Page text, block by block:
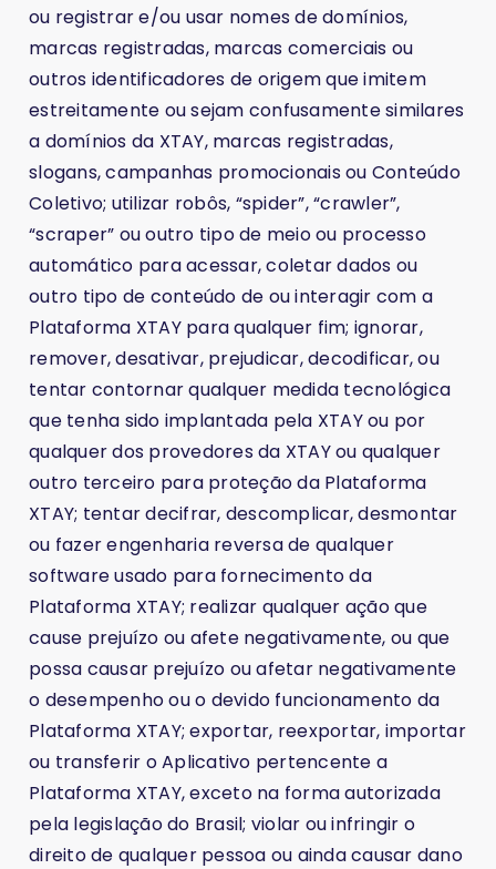
ou registrar e/ou usar nomes de domínios,
marcas registradas, marcas comerciais ou
outros identificadores de origem que imitem
estreitamente ou sejam confusamente similares
a domínios da XTAY, marcas registradas,
slogans, campanhas promocionais ou Conteúdo
Coletivo; utilizar robôs, “spider”, “crawler”,
“scraper” ou outro tipo de meio ou processo
automático para acessar, coletar dados ou
outro tipo de conteúdo de ou interagir com a
Plataforma XTAY para qualquer fim; ignorar,
remover, desativar, prejudicar, decodificar, ou
tentar contornar qualquer medida tecnológica
que tenha sido implantada pela XTAY ou por
qualquer dos provedores da XTAY ou qualquer
outro terceiro para proteção da Plataforma
XTAY; tentar decifrar, descomplicar, desmontar
ou fazer engenharia reversa de qualquer
software usado para fornecimento da
Plataforma XTAY; realizar qualquer ação que
cause prejuízo ou afete negativamente, ou que
possa causar prejuízo ou afetar negativamente
o desempenho ou o devido funcionamento da
Plataforma XTAY; exportar, reexportar, importar
ou transferir o Aplicativo pertencente a
Plataforma XTAY, exceto na forma autorizada
pela legislação do Brasil; violar ou infringir o
direito de qualquer pessoa ou ainda causar dano